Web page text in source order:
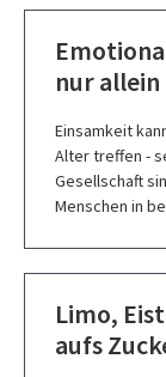
nur allein
Einsamkeit
Alter treffen -
Gesellschaft
Menschen in
Limo,
aufs